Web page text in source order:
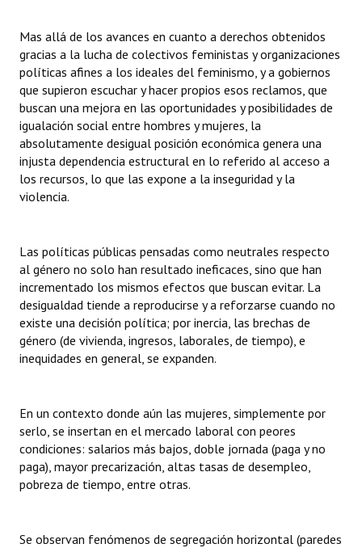
Mas allá de los avances en cuanto a derechos obtenidos
gracias a la lucha de colectivos feministas y organizaciones
políticas afines a los ideales del feminismo, y a gobiernos
que supieron escuchar y hacer propios esos reclamos, que
buscan una mejora en las oportunidades y posibilidades de
igualación social entre hombres y mujeres, la
absolutamente desigual posición económica genera una
injusta dependencia estructural en lo referido al acceso a
los recursos, lo que las expone a la inseguridad y la
violencia.
Las políticas públicas pensadas como neutrales respecto
al género no solo han resultado ineficaces, sino que han
incrementado los mismos efectos que buscan evitar. La
desigualdad tiende a reproducirse y a reforzarse cuando no
existe una decisión política; por inercia, las brechas de
género (de vivienda, ingresos, laborales, de tiempo), e
inequidades en general, se expanden.
En un contexto donde aún las mujeres, simplemente por
serlo, se insertan en el mercado laboral con peores
condiciones: salarios más bajos, doble jornada (paga y no
paga), mayor precarización, altas tasas de desempleo,
pobreza de tiempo, entre otras.
Se observan fenómenos de segregación horizontal (paredes